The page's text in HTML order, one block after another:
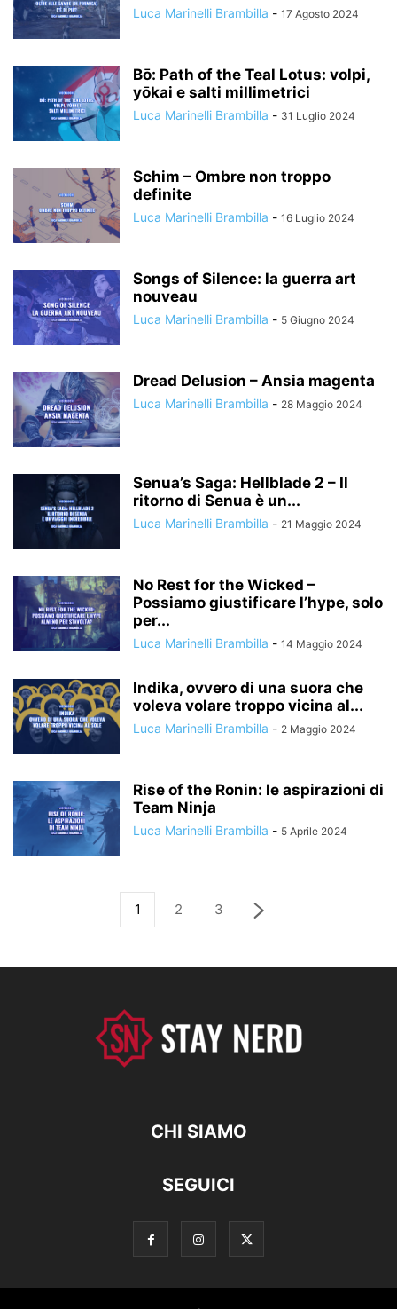
Luca Marinelli Brambilla - 17 Agosto 2024
Bō: Path of the Teal Lotus: volpi,
yōkai e salti millimetrici
Luca Marinelli Brambilla - 31 Luglio 2024
Schim – Ombre non troppo
definite
Luca Marinelli Brambilla - 16 Luglio 2024
Songs of Silence: la guerra art
nouveau
Luca Marinelli Brambilla - 5 Giugno 2024
Dread Delusion – Ansia magenta
Luca Marinelli Brambilla - 28 Maggio 2024
Senua’s Saga: Hellblade 2 – Il
ritorno di Senua è un...
Luca Marinelli Brambilla - 21 Maggio 2024
No Rest for the Wicked –
Possiamo giustificare l’hype, solo
per...
Luca Marinelli Brambilla - 14 Maggio 2024
Indika, ovvero di una suora che
voleva volare troppo vicina al...
Luca Marinelli Brambilla - 2 Maggio 2024
Rise of the Ronin: le aspirazioni di
Team Ninja
Luca Marinelli Brambilla - 5 Aprile 2024
1 2 3
CHI SIAMO
SEGUICI